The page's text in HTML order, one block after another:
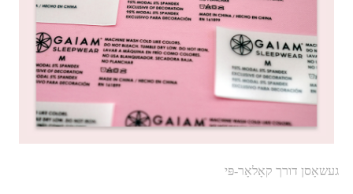
געשאָסן דורך קאָלאָר-פּי